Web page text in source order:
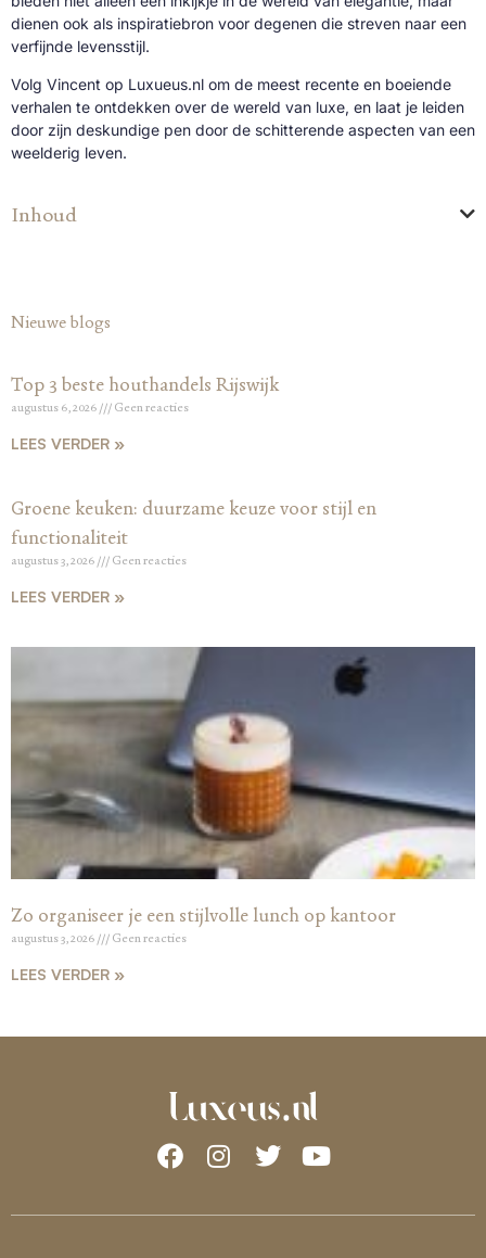
dienen ook als inspiratiebron voor degenen die streven naar een
verfijnde levensstijl.
Volg Vincent op Luxueus.nl om de meest recente en boeiende
verhalen te ontdekken over de wereld van luxe, en laat je leiden
door zijn deskundige pen door de schitterende aspecten van een
weelderig leven.
Inhoud
Nieuwe blogs
Top 3 beste houthandels Rijswijk
augustus 6, 2026 Geen reacties
LEES VERDER »
Groene keuken: duurzame keuze voor stijl en
functionaliteit
augustus 3, 2026 Geen reacties
LEES VERDER »
Zo organiseer je een stijlvolle lunch op kantoor
augustus 3, 2026 Geen reacties
LEES VERDER »